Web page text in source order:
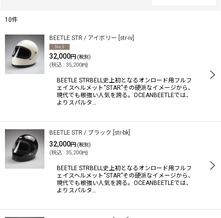
表示数:
並び順:
絞り込む
10件
BEETLE STR / アイボリー str-iv
32,000円 (税別)
(税込: 35,200円)
BEETLE STRBELL史上初となるオンロード用フルフ
ェイスヘルメット“STAR”その硬派なイメージから、
現代でも根強い人気を誇る。OCEANBEETLEでは、
よりスパルタ…
BEETLE STR / ブラック str-bk
32,000円 (税別)
(税込: 35,200円)
BEETLE STRBELL史上初となるオンロード用フルフ
ェイスヘルメット“STAR”その硬派なイメージから、
現代でも根強い人気を誇る。OCEANBEETLEでは、
よりスパルタ…